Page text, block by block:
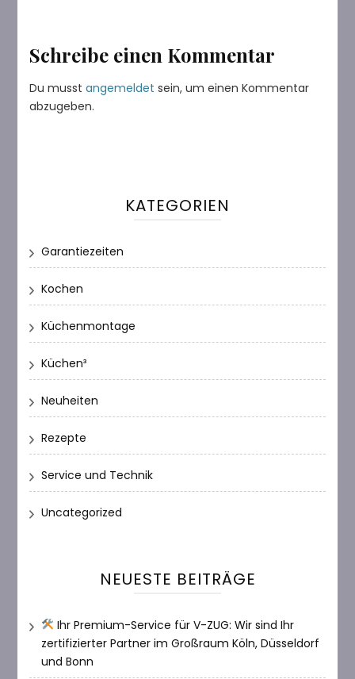
Schreibe einen Kommentar
Du musstangemeldet sein, um einen Kommentar
abzugeben.
KATEGORIEN
Garantiezeiten
Kochen
Küchenmontage
Küchen³
Neuheiten
Rezepte
Service und Technik
Uncategorized
NEUESTE BEITRÄGE
Ihr Premium-Service für V-ZUG: Wir sind Ihr
zertifizierter Partner im Großraum Köln, Düsseldorf
und Bonn